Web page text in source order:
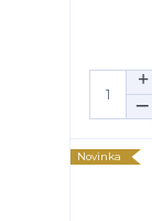
Novinka